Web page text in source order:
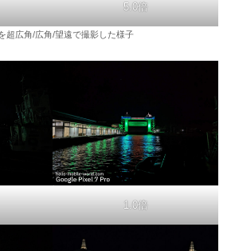
5.0倍
超広角/広角/望遠で撮影した様子
1.0倍